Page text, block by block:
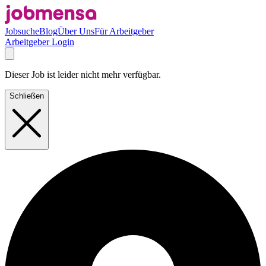
JobsucheBlogÜber UnsFür Arbeitgeber
Arbeitgeber Login
Dieser Job ist leider nicht mehr verfügbar.
Schließen